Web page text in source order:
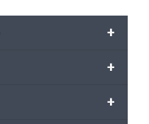
+
+
+